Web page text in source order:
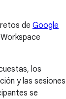
de Google
los
y las sesiones
se